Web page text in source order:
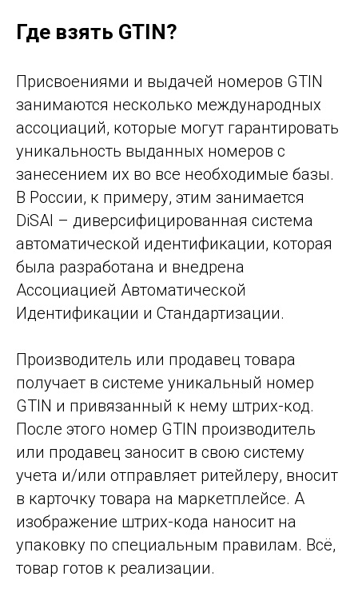
Где взять GTIN?
Присвоениями и выдачей номеров GTIN
занимаются несколько международных
ассоциаций, которые могут гарантировать
уникальность выданных номеров с
занесением их во все необходимые базы.
В России, к примеру, этим занимается
DiSAI – диверсифицированная система
автоматической идентификации, которая
была разработана и внедрена
Ассоциацией Автоматической
Идентификации и Стандартизации.
Производитель или продавец товара
получает в системе уникальный номер
GTIN и привязанный к нему штрих-код.
После этого номер GTIN производитель
или продавец заносит в свою систему
учета и/или отправляет ритейлеру, вносит
в карточку товара на маркетплейсе. А
изображение штрих-кода наносит на
упаковку по специальным правилам. Всё,
товар готов к реализации.